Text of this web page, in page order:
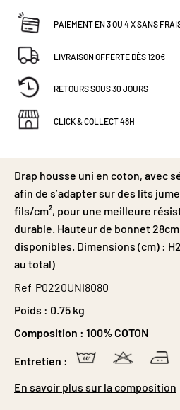
PAIEMENT EN 3 OU 4 X SANS
LIVRAISON OFFERTE DÈS 120€
RETOURS SOUS 30 JOURS
CLICK & COLLECT 48H
Drap housse uni en coton, avec
afin de s’adapter sur des lits
fils/cm², pour une meilleure
durable. Hauteur de bonnet
disponibles. Dimensions (cm) :
au total)
Ref P0220UNI8080
Poids : 0.75 kg
Composition : 100% COTON
Entretien :
En savoir plus sur la composition